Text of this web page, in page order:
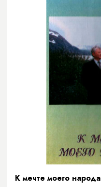
К мечте моего народа